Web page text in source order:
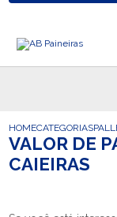
HOMECATEGORIAS
VALOR DE
CAIEIRAS